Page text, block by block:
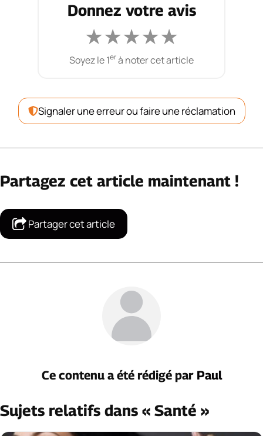
Donnez votre avis
★★★★★
Soyez le 1erà noter cet article
Signaler une erreur ou faire une réclamation
Partagez cet article maintenant !
Partager cet article
Ce contenu a été rédigé par Paul
Sujets relatifs dans « Santé »